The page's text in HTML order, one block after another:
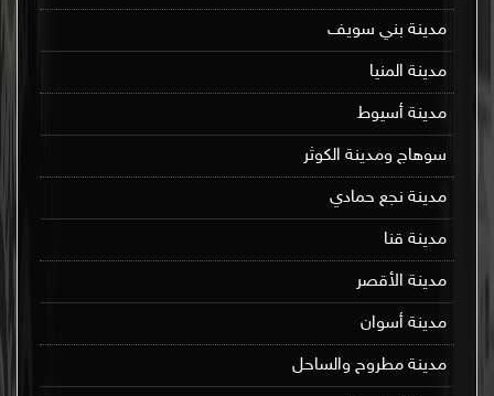
مدينة بني سويف
مدينة المنيا
مدينة أسيوط
سوهاج ومدينة الكوثر
مدينة نجع حمادي
مدينة قنا
مدينة الأقصر
مدينة أسوان
مدينة مطروح والساحل